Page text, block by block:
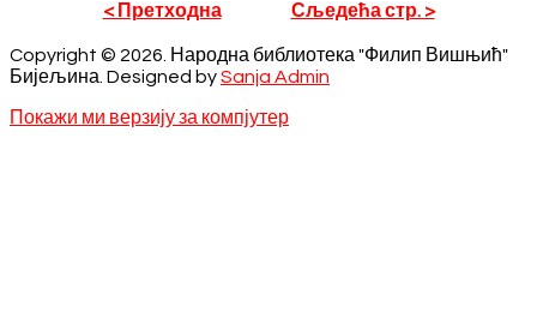
< Претходна Сљедећа стр. >
Copyright © 2026. Народна библиотека "Филип Вишњић"
Бијељина. Designed bySanja Admin
Покажи ми верзију за компјутер